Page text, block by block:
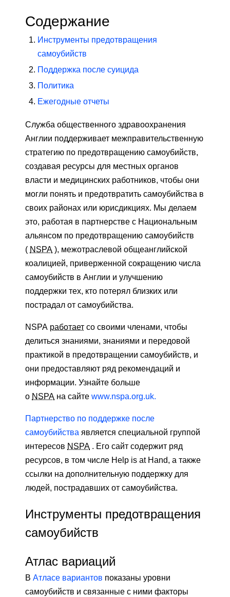
Содержание
Инструменты предотвращения
самоубийств
Поддержка после суицида
Политика
Ежегодные отчеты
Служба общественного здравоохранения
Англии поддерживает межправительственную
стратегию по предотвращению самоубийств,
создавая ресурсы для местных органов
власти и медицинских работников, чтобы они
могли понять и предотвратить самоубийства в
своих районах или юрисдикциях. Мы делаем
это, работая в партнерстве с Национальным
альянсом по предотвращению самоубийств
( NSPA ), межотраслевой общеанглийской
коалицией, приверженной сокращению числа
самоубийств в Англии и улучшению
поддержки тех, кто потерял близких или
пострадал от самоубийства.
NSPA работает со своими членами, чтобы
делиться знаниями, знаниями и передовой
практикой в ​​​​предотвращении самоубийств, и
они предоставляют ряд рекомендаций и
информации. Узнайте больше
о NSPA на сайте www.nspa.org.uk.
Партнерство по поддержке после
самоубийства является специальной группой
интересов NSPA . Его сайт содержит ряд
ресурсов, в том числе Help is at Hand, а также
ссылки на дополнительную поддержку для
людей, пострадавших от самоубийства.
Инструменты предотвращения
самоубийств
Атлас вариаций
В Атласе вариантов показаны уровни
самоубийств и связанные с ними факторы